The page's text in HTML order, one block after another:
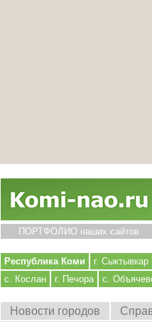
ПОРТФОЛИО наших сайтов
Республика Коми г. Сыктывкар
с. Кослан
г. Печора с.
Новости городов